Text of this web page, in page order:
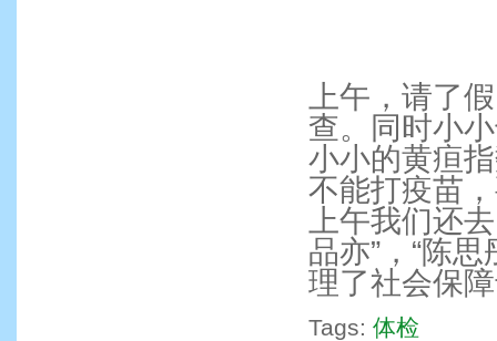
上午，请了
查。同时小
小小的黄疸
不能打疫苗
上午我们还
品亦”，“陈
理了社会保
Tags: 体检